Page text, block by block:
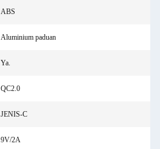
ABS
Aluminium paduan
Ya.
QC2.0
JENIS-C
9V/2A